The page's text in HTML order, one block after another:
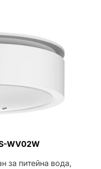
WV02W
за питейна вода,